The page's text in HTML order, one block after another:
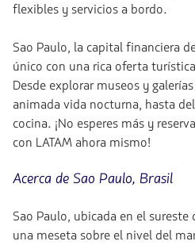
flexibles y servicios a bordo.
Sao Paulo, la capital financiera
único con una rica oferta
Desde explorar museos y
animada vida nocturna, hasta
cocina. ¡No esperes más y
con LATAM ahora mismo!
Acerca de Sao Paulo, Brasil
Sao Paulo, ubicada en el sureste
una meseta sobre el nivel del